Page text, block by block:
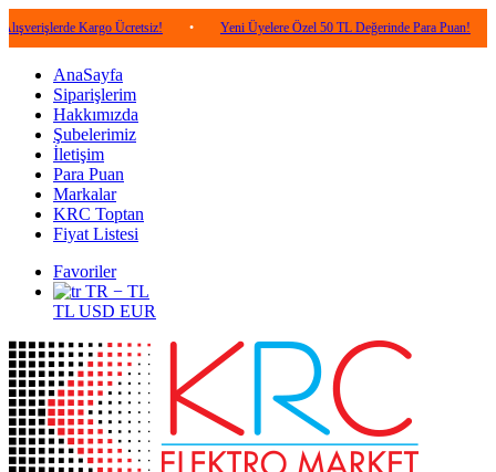
Kargo Ücretsiz! • Yeni Üyelere Özel 50 TL Değerinde Para Puan! •
AnaSayfa
Siparişlerim
Hakkımızda
Şubelerimiz
İletişim
Para Puan
Markalar
KRC Toptan
Fiyat Listesi
Favoriler
TR − TL
TL USD EUR